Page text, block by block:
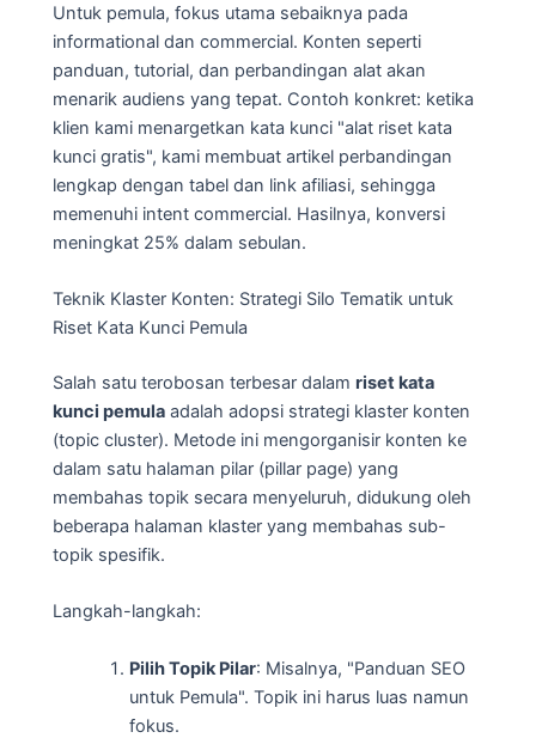
Untuk pemula, fokus utama sebaiknya pada
informational dan commercial. Konten seperti
panduan, tutorial, dan perbandingan alat akan
menarik audiens yang tepat. Contoh konkret: ketika
klien kami menargetkan kata kunci "alat riset kata
kunci gratis", kami membuat artikel perbandingan
lengkap dengan tabel dan link afiliasi, sehingga
memenuhi intent commercial. Hasilnya, konversi
meningkat 25% dalam sebulan.
Teknik Klaster Konten: Strategi Silo Tematik untuk
Riset Kata Kunci Pemula
Salah satu terobosan terbesar dalam riset kata
kunci pemula adalah adopsi strategi klaster konten
(topic cluster). Metode ini mengorganisir konten ke
dalam satu halaman pilar (pillar page) yang
membahas topik secara menyeluruh, didukung oleh
beberapa halaman klaster yang membahas sub-
topik spesifik.
Langkah-langkah:
Pilih Topik Pilar: Misalnya, "Panduan SEO
untuk Pemula". Topik ini harus luas namun
fokus.